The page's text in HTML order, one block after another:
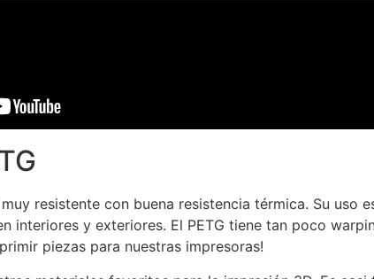
resistente con buena resistencia térmica. Su uso
interiores y exteriores. El PETG tiene tan poco
piezas para nuestras impresoras!